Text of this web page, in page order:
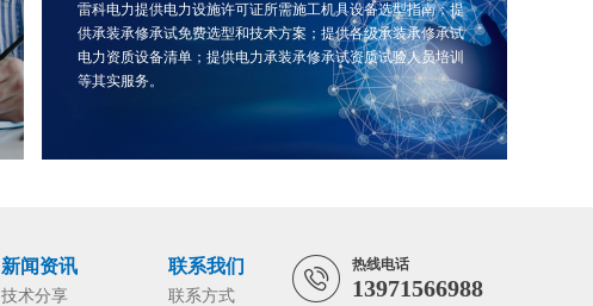
雷科电力提供电力设施许可证所需施工机具设备选型指南；提
供承装承修承试免费选型和技术方案；提供各级承装承修承试
电力资质设备清单；提供电力承装承修承试资质试验人员培训
等其实服务。
新闻资讯
技术分享
联系我们
联系方式
热线电话
13971566988